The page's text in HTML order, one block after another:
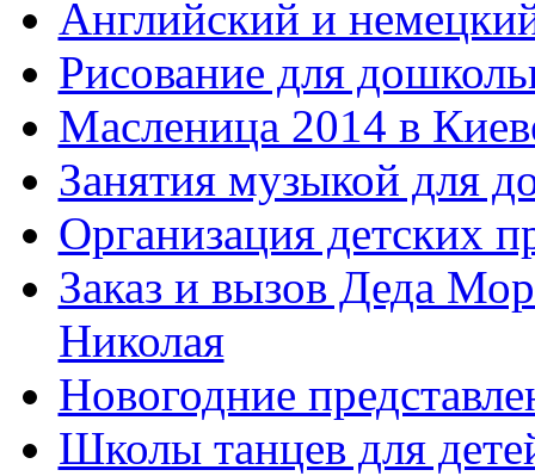
Английский и
Рисование для
Масленица 2014 в
Занятия музыкой для
Организация детских
Заказ и вызов Деда
Николая
Новогодние
Школы танцев для